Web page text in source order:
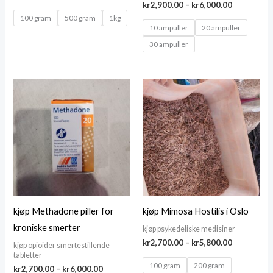
kr2,800.00
through
kr8,900.00
100 gram 500 gram 1kg
kr2,900.00 – kr6,000.00Price
kr2,900.00
through
10 ampuller
20 ampuller
30 ampuller
kjøp Methadone piller for
kroniske smerter
kjøp opioider smertestillende
tabletter
kr2,700.00 – kr6,000.00Price
kjøp Mimosa Hostilis i Oslo
kjøp psykedeliske medisiner
kr2,700.00 – kr5,800.00Price
100 gram
200 gram